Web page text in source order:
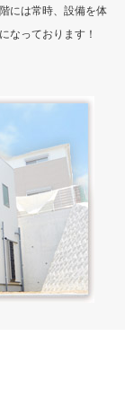
には常時、設備を体
なっております！